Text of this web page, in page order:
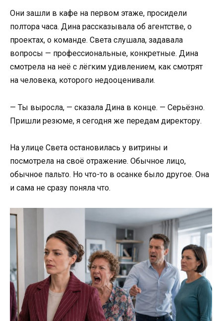
Они зашли в кафе на первом этаже, просидели
полтора часа. Дина рассказывала об агентстве, о
проектах, о команде. Света слушала, задавала
вопросы — профессиональные, конкретные. Дина
смотрела на неё с лёгким удивлением, как смотрят
на человека, которого недооценивали.
— Ты выросла, — сказала Дина в конце. — Серьёзно.
Пришли резюме, я сегодня же передам директору.
На улице Света остановилась у витрины и
посмотрела на своё отражение. Обычное лицо,
обычное пальто. Но что-то в осанке было другое. Она
и сама не сразу поняла что.